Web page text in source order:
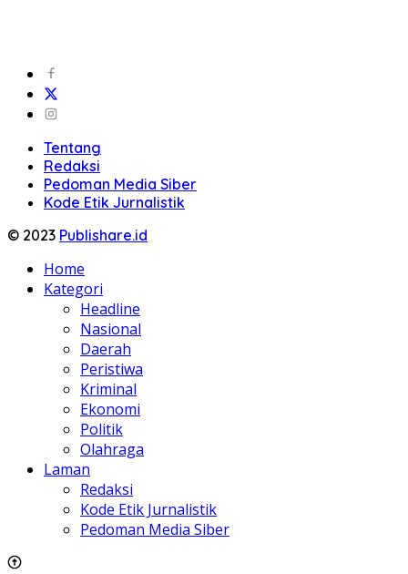
Tentang
Redaksi
Pedoman Media Siber
Kode Etik Jurnalistik
© 2023 Publishare.id
Home
Kategori
Headline
Nasional
Daerah
Peristiwa
Kriminal
Ekonomi
Politik
Olahraga
Laman
Redaksi
Kode Etik Jurnalistik
Pedoman Media Siber